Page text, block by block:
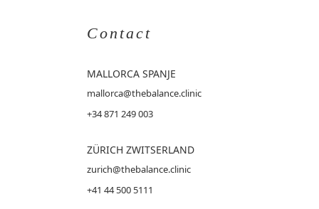
Contact
MALLORCA SPANJE
mallorca@thebalance.clinic
+34 871 249 003
ZÜRICH ZWITSERLAND
zurich@thebalance.clinic
+41 44 500 5111